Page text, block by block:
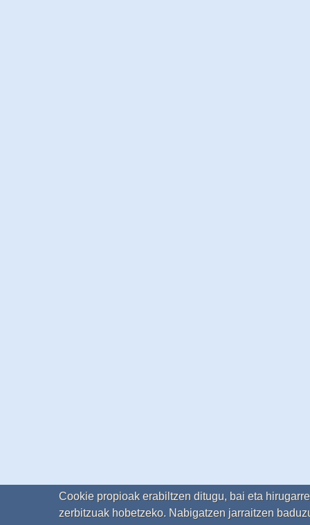
Cookie propioak erabiltzen ditugu, bai eta
zerbitzuak hobetzeko. Nabigatzen jarraitzen